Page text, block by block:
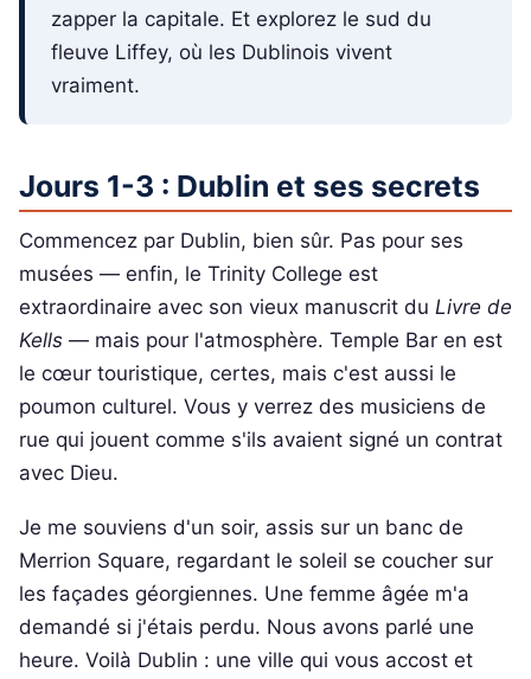
zapper la capitale. Et explorez le sud du
fleuve Liffey, où les Dublinois vivent
vraiment.
Jours 1-3 : Dublin et ses secrets
Commencez par Dublin, bien sûr. Pas pour ses
musées — enfin, le Trinity College est
extraordinaire avec son vieux manuscrit du Livre de
Kells — mais pour l'atmosphère. Temple Bar en est
le cœur touristique, certes, mais c'est aussi le
poumon culturel. Vous y verrez des musiciens de
rue qui jouent comme s'ils avaient signé un contrat
avec Dieu.
Je me souviens d'un soir, assis sur un banc de
Merrion Square, regardant le soleil se coucher sur
les façades géorgiennes. Une femme âgée m'a
demandé si j'étais perdu. Nous avons parlé une
heure. Voilà Dublin : une ville qui vous accost et